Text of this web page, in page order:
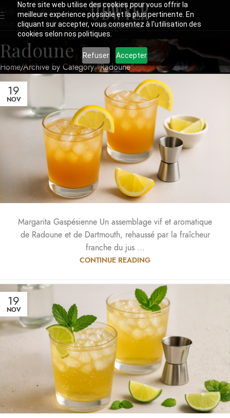
Notre site web utilise des cookies pour vous offrir la
meilleure expérience possible et la plus pertinente. En
cliquant sur accepter, vous consentez à l'utilisation des
cookies selon nos politiques.
Refuser Accepter
Skip to navigation
Skip to main content
Radoune
Home Archive by Category "Radoune"
19
NOV
Margarita Gaspésienne Un assemblage vif et aromatique
de Radoune et de Dartmouth, rehaussé par la fraîcheur
franche du jus ...
CONTINUE READING
19
NOV